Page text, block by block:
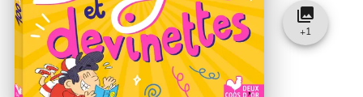
collections
+1